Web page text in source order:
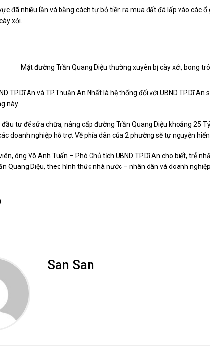
đã nhiều lần vá bằng cách tự bỏ tiền ra mua đất đá lấp vào các ổ
xới.
Mặt đường Trần Quang Diệu thường xuyên bị cày xới, bong
TP.Dĩ An và TP.Thuận An Nhất là hệ thống đối với UBND TP.Dĩ An
này.
tư để sửa chữa, nâng cấp đường Trần Quang Diệu khoảng 25
doanh nghiệp hỗ trợ. Về phía dân của 2 phường sẽ tự nguyện
ông Võ Anh Tuấn – Phó Chủ tịch UBND TP.Dĩ An cho biết, trễ
Quang Diệu, theo hình thức nhà nước – nhân dân và doanh
San San